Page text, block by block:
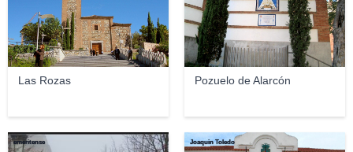
Las Rozas Pozuelo de Alarcón
emeritense Joaquin Toledo